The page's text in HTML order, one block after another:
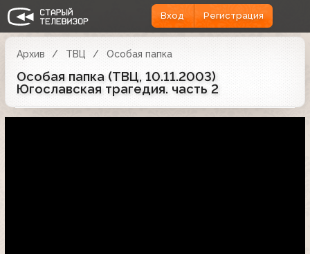
Вход Регистрация
Архив ТВЦ Особая папка
Особая папка (ТВЦ, 10.11.2003)
Югославская трагедия. часть 2